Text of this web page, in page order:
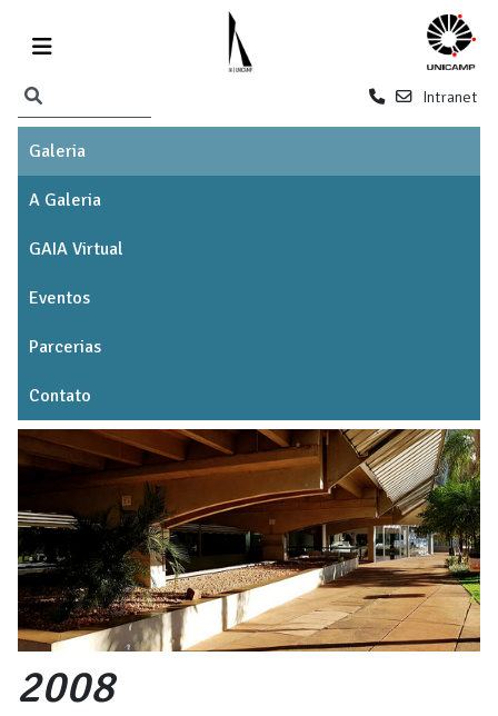
Intranet
Galeria
A Galeria
GAIA Virtual
Eventos
Parcerias
Contato
2008